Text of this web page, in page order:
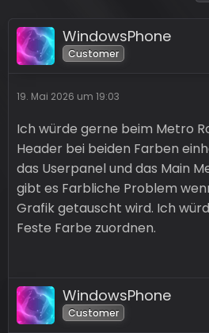
WindowsPhone
Customer
19. Mai 2026 um 19:03
Ich würde gerne beim Metro
Header bei beiden Farben
das Userpanel und das Main
gibt es Farbliche Problem
Grafik getauscht wird. Ich
Feste Farbe zuordnen.
WindowsPhone
Customer